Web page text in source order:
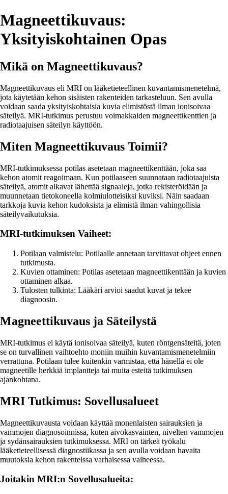
Magneettikuvaus:
Yksityiskohtainen Opas
Mikä on Magneettikuvaus?
Magneettikuvaus eli MRI on lääketieteellinen kuvantamismenetelmä,
jota käytetään kehon sisäisten rakenteiden tarkasteluun. Sen avulla
voidaan saada yksityiskohtaisia kuvia elimistöstä ilman ionisoivaa
säteilyä. MRI-tutkimus perustuu voimakkaiden magneettikenttien ja
radiotaajuisen säteilyn käyttöön.
Miten Magneettikuvaus Toimii?
MRI-tutkimuksessa potilas asetetaan magneettikenttään, joka saa
kehon atomit reagoimaan. Kun potilaaseen suunnataan radiotaajuista
säteilyä, atomit alkavat lähettää signaaleja, jotka rekisteröidään ja
muunnetaan tietokoneella kolmiulotteisiksi kuviksi. Näin saadaan
tarkkoja kuvia kehon kudoksista ja elimistä ilman vahingollisia
säteilyvaikutuksia.
MRI-tutkimuksen Vaiheet:
Potilaan valmistelu: Potilaalle annetaan tarvittavat ohjeet ennen
tutkimusta.
Kuvien ottaminen: Potilas asetetaan magneettikenttään ja kuvien
ottaminen alkaa.
Tulosten tulkinta: Lääkäri arvioi saadut kuvat ja tekee
diagnoosin.
Magneettikuvaus ja Säteilystä
MRI-tutkimus ei käytä ionisoivaa säteilyä, kuten röntgensäteitä, joten
se on turvallinen vaihtoehto moniin muihin kuvantamismenetelmiin
verrattuna. Potilaan tulee kuitenkin varmistaa, että hänellä ei ole
magneetille herkkiä implantteja tai muita esteitä tutkimuksen
ajankohtana.
MRI Tutkimus: Sovellusalueet
Magneettikuvausta voidaan käyttää monenlaisten sairauksien ja
vammojen diagnosoinnissa, kuten aivokasvainten, nivelten vammojen
ja sydänsairauksien tutkimuksessa. MRI on tärkeä työkalu
lääketieteellisessä diagnostiikassa ja sen avulla voidaan havaita
muutoksia kehon rakenteissa varhaisessa vaiheessa.
Joitakin MRI:n Sovellusalueita: